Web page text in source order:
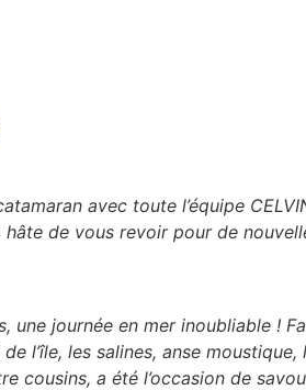
avec toute l’équipe
de vous revoir pour de
une journée en mer inoubliable !
l’île, les salines, anse
cousins, a été l’occasion de